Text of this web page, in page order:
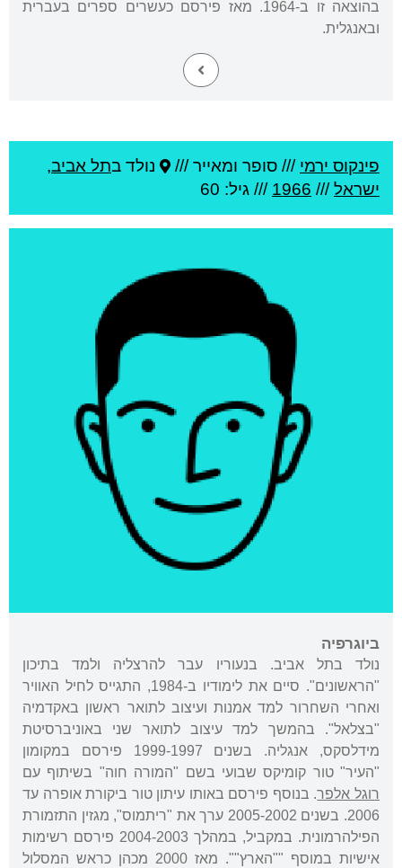
בהוצאה זו ב-1964. מאז פירסם כעשרים ספרים בעברית
ובאנגלית.
פינקוס ירמי /// סופר ומאייר /// נולד בתל אביב,
ישראל///
1966 /// גיל: 60
ביוגרפיה
נולד בתל אביב. בנעוריו עבר להרצליה ולמד בתיכון
"הראשונים". סיים את לימודיו ב-1984, התגייס לחיל האוויר
ואחרי השחרור למד אמנות ועיצוב לתואר ראשון באקדמיה
"בצלאל". בהמשך למד עיצוב לתואר שני באוניברסיטת
מידלסקס, אנגליה. בשנים 1999-1997 פירסם במקומון
"העיר" טור קומיקס שבועי בשם "המורה חוה" בשיתוף עם
רוגל אלפר. בנוסף פירסם באותו עיתון טור ביקורת אופרה עד
2006. בשנים 2005-2002 ערך את "ריתמוס", מגזין התזמורת
הפילהרמונית. במקביל, במהלך 2004-2003 פירסם רשימות
אישיות במוסף ""הארץ"". מאז 2000 מכהן כראש המסלול